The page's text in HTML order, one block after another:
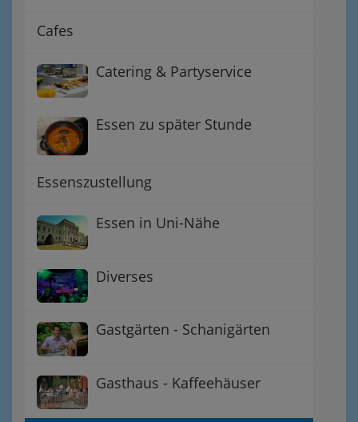
Cafes
Catering & Partyservice
Essen zu später Stunde
Essenszustellung
Essen in Uni-Nähe
Diverses
Gastgärten - Schanigärten
Gasthaus - Kaffeehäuser